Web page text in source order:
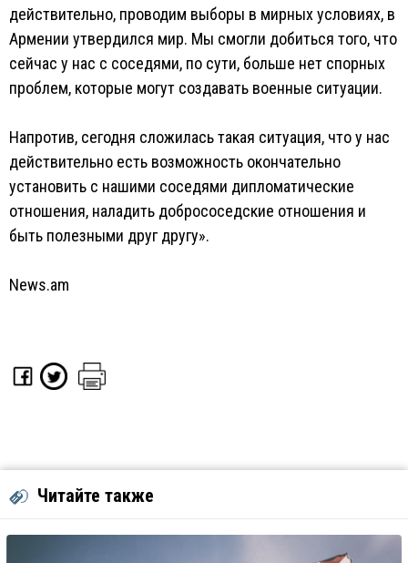
действительно, проводим выборы в мирных условиях, в
Армении утвердился мир. Мы смогли добиться того, что
сейчас у нас с соседями, по сути, больше нет спорных
проблем, которые могут создавать военные ситуации.
Напротив, сегодня сложилась такая ситуация, что у нас
действительно есть возможность окончательно
установить с нашими соседями дипломатические
отношения, наладить добрососедские отношения и
быть полезными друг другу».
News.am
Читайте также